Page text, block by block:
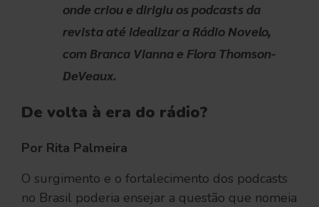
onde criou e dirigiu os podcasts da
revista até idealizar a Rádio Novelo,
com Branca Vianna e Flora Thomson-
DeVeaux.
De volta à era do rádio?
Por Rita Palmeira
O surgimento e o fortalecimento dos podcasts
no Brasil poderia ensejar a questão que nomeia